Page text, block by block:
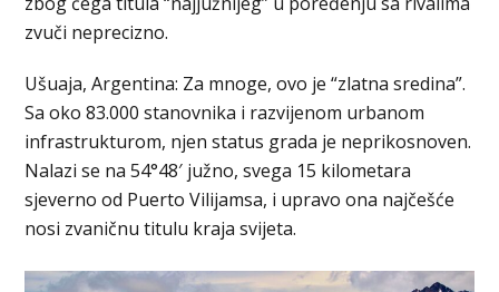
zvuči neprecizno.
Ušuaja, Argentina: Za mnoge, ovo je “zlatna sredina”.
Sa oko 83.000 stanovnika i razvijenom urbanom
infrastrukturom, njen status grada je neprikosnoven.
Nalazi se na 54°48′ južno, svega 15 kilometara
sjeverno od Puerto Vilijamsa, i upravo ona najčešće
nosi zvaničnu titulu kraja svijeta.